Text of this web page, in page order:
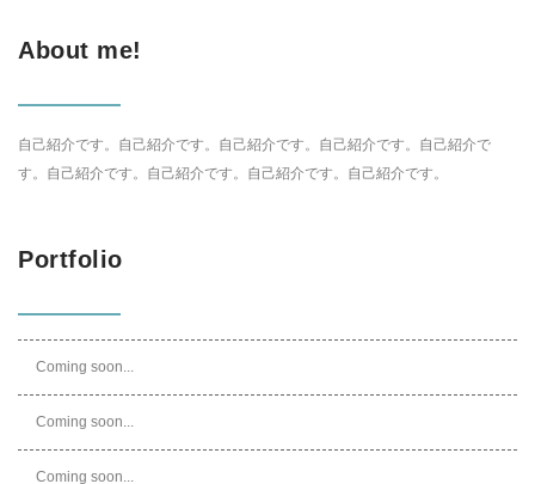
About me!
自己紹介です。自己紹介です。自己紹介です。自己紹介です。自己紹介で
す。自己紹介です。自己紹介です。自己紹介です。自己紹介です。
Portfolio
Coming soon...
Coming soon...
Coming soon...